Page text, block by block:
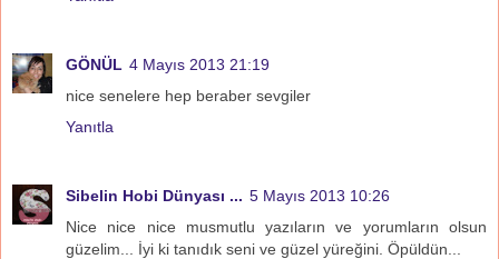
GÖNÜL 4 Mayıs 2013 21:19
nice senelere hep beraber sevgiler
Yanıtla
Sibelin Hobi Dünyası ... 5 Mayıs 2013 10:26
Nice nice nice musmutlu yazıların ve yorumların olsun
güzelim... İyi ki tanıdık seni ve güzel yüreğini. Öpüldün...